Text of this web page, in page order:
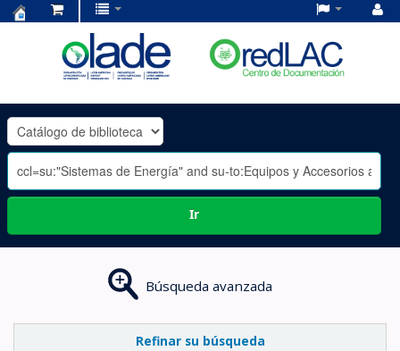
OLADE
-
Ir
Búsqueda avanzada
Refinar su búsqueda